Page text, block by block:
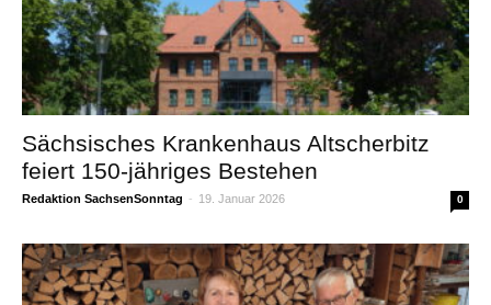
Sächsisches Krankenhaus Altscherbitz
feiert 150-jähriges Bestehen
Redaktion SachsenSonntag - 19. Januar 2026 0